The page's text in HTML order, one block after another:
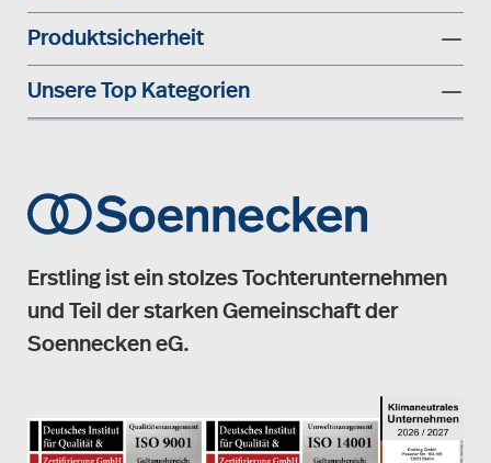
Produktsicherheit
Unsere Top Kategorien
Erstling ist ein stolzes Tochterunternehmen
und Teil der starken Gemeinschaft der
Soennecken eG.